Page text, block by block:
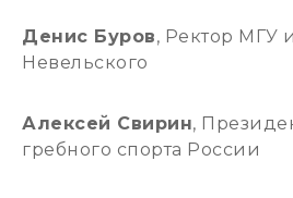
Денис Буров, Ректор МГУ
Невельского
Алексей Свирин,
гребного спорта России